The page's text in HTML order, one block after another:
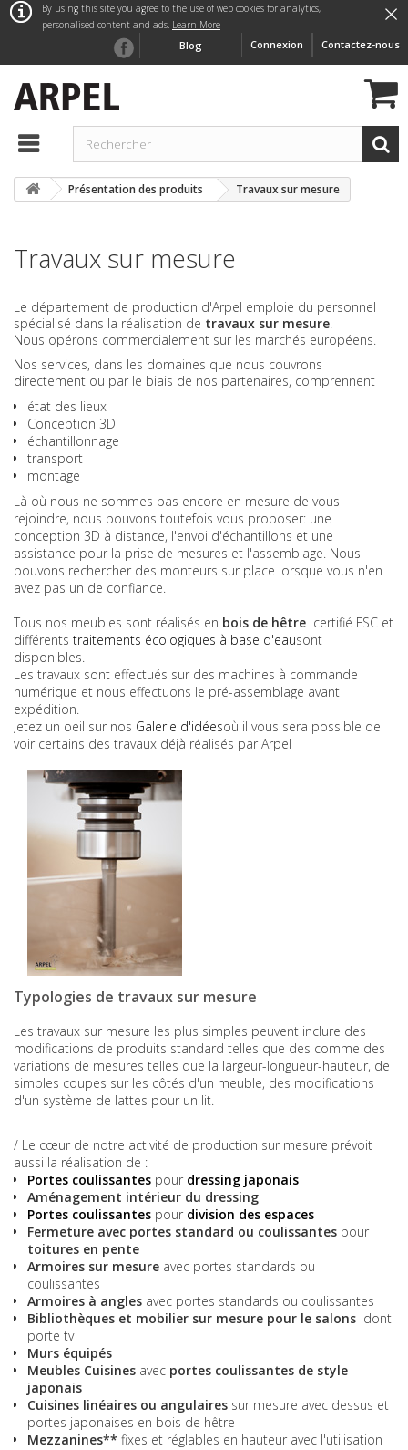
Contactez-nous
Connexion
Blog
×
By using this site you agree to the use of web cookies for analytics,
personalised content and ads. Learn More
Présentation des produits Travaux sur mesure
Travaux sur mesure
Le département de production d'Arpel emploie du personnel
spécialisé dans la réalisation de travaux sur mesure.
Nous opérons commercialement sur les marchés européens.
Nos services, dans les domaines que nous couvrons
directement ou par le biais de nos partenaires, comprennent
état des lieux
Conception 3D
échantillonnage
transport
montage
Là où nous ne sommes pas encore en mesure de vous
rejoindre, nous pouvons toutefois vous proposer: une
conception 3D à distance, l'envoi d'échantillons et une
assistance pour la prise de mesures et l'assemblage. Nous
pouvons rechercher des monteurs sur place lorsque vous n'en
avez pas un de confiance.
Tous nos meubles sont réalisés en bois de hêtre certifié FSC et
différents traitements écologiques à base d'eausont
disponibles.
Les travaux sont effectués sur des machines à commande
numérique et nous effectuons le pré-assemblage avant
expédition.
Jetez un oeil sur nos Galerie d'idéesoù il vous sera possible de
voir certains des travaux déjà réalisés par Arpel
Typologies de travaux sur mesure
Les travaux sur mesure les plus simples peuvent inclure des
modifications de produits standard telles que des comme des
variations de mesures telles que la largeur-longueur-hauteur, de
simples coupes sur les côtés d'un meuble, des modifications
d'un système de lattes pour un lit.
/ Le cœur de notre activité de production sur mesure prévoit
aussi la réalisation de :
Portes coulissantes pour dressing japonais
Aménagement intérieur du dressing
Portes coulissantes pour division des espaces
Fermeture avec portes standard ou coulissantes pour
toitures en pente
Armoires sur mesure avec portes standards ou
coulissantes
Armoires à angles avec portes standards ou coulissantes
Bibliothèques et mobilier sur mesure pour le salons dont
porte tv
Murs équipés
Meubles Cuisines avec portes coulissantes de style
japonais
Cuisines linéaires ou angulaires sur mesure avec dessus et
portes japonaises en bois de hêtre
Mezzanines** fixes et réglables en hauteur avec l'utilisation